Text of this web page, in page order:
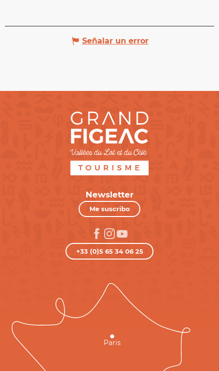
Señalar un error
Newsletter
Me suscribo
+33 (0)5 65 34 06 25
Paris